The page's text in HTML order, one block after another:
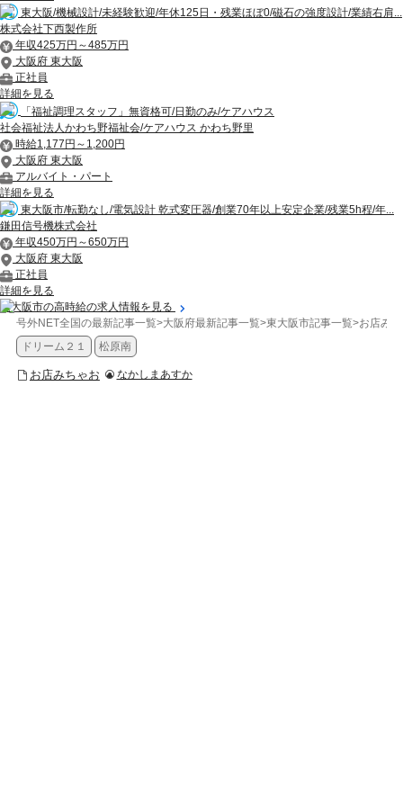
東大阪/機械設計/未経験歓迎/年休125日・残業ほぼ0/磁石の強度設計/業績右肩...
株式会社下西製作所
年収425万円～485万円
大阪府 東大阪
正社員
詳細を見る
「福祉調理スタッフ」無資格可/日勤のみ/ケアハウス
社会福祉法人かわち野福祉会/ケアハウス かわち野里
時給1,177円～1,200円
大阪府 東大阪
アルバイト・パート
詳細を見る
東大阪市/転勤なし/電気設計 乾式変圧器/創業70年以上安定企業/残業5h程/年...
鎌田信号機株式会社
年収450万円～650万円
大阪府 東大阪
正社員
詳細を見る
東大阪市の高時給の求人情報を見る
号外NET全国の最新記事一覧>大阪府最新記事一覧>東大阪市記事一覧>お店み
ドリーム２１
松原南
お店みちゃお なかしまあすか